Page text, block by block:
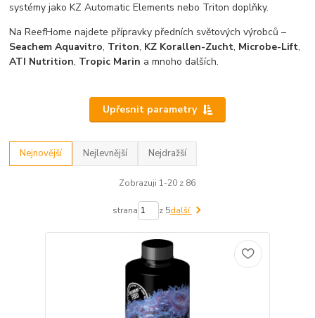
systémy jako KZ Automatic Elements nebo Triton doplňky.
Na ReefHome najdete přípravky předních světových výrobců –
Seachem Aquavitro, Triton, KZ Korallen-Zucht, Microbe-Lift,
ATI Nutrition, Tropic Marin a mnoho dalších.
Upřesnit parametry
Nejnovější Nejlevnější Nejdražší
Zobrazuji 1-20 z 86
strana z 5další